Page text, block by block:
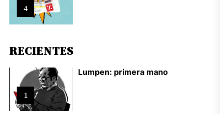
4
RECIENTES
1
Lumpen: primera mano